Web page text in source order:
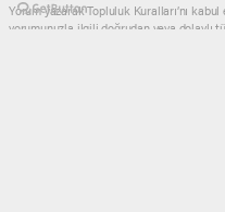
Yorum yazarak Topluluk Kuralları’nı
yorumunuzla ilgili doğrudan veya dolaylı